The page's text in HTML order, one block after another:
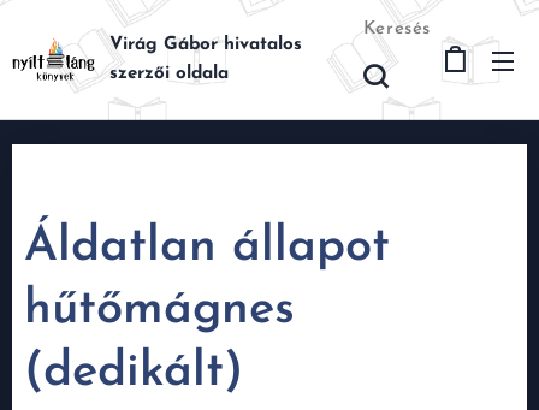
Virág Gábor hivatalos
szerzői oldala
Keresés
Áldatlan állapot
hűtőmágnes
(dedikált)